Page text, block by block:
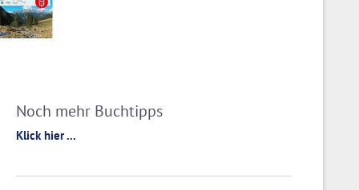
Noch mehr Buchtipps
Klick hier ...